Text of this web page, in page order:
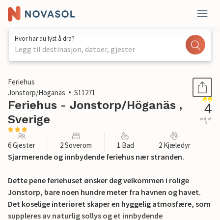
Hvor har du lyst å dra?
Legg til destinasjon, datoer, gjester
1 / 22
Feriehus
Jonstorp/Höganäs
S11271
Feriehus - Jonstorp/Höganäs ,
Sverige
4
out of
5
6 Gjester 2 Soverom 1 Bad 2 Kjæledyr
Sjarmerende og innbydende feriehus nær stranden.
Dette pene feriehuset ønsker deg velkommen i rolige
Jonstorp, bare noen hundre meter fra havnen og havet.
Det koselige interiøret skaper en hyggelig atmosfære, som
suppleres av naturlig sollys og et innbydende